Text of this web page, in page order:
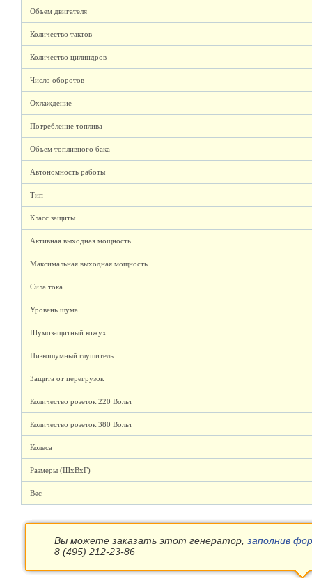
Объем двигателя
Количество тактов
Количество цилиндров
Число оборотов
Охлаждение
Потребление топлива
Объем топливного бака
Автономность работы
Тип
Класс защиты
Активная выходная мощность
Максимальная выходная мощность
Сила тока
Уровень шума
Шумозащитный кожух
Низкошумный глушитель
Защита от перегрузок
Количество розеток 220 Вольт
Количество розеток 380 Вольт
Колеса
Размеры (ШхВхГ)
Вес
Вы можете заказать этот генератор, заполнив
8 (495) 212-23-86